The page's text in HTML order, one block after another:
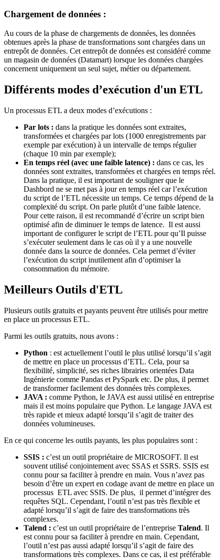
Chargement de données :
Au cours de la phase de chargements de données, les données
obtenues après la phase de transformations sont chargées dans un
entrepôt de données. Cet entrepôt de données est considéré comme
un magasin de données (Datamart) lorsque les données chargées
concernent uniquement un seul sujet, métier ou département.
Différents modes d’exécution d'un ETL
Un processus ETL a deux modes d’exécutions :
Par lots : dans la pratique les données sont extraites,
transformées et chargées par lots (1000 enregistrements par
exemple par exécution) à un intervalle de temps régulier
(chaque 10 min par exemple);
En temps réel (avec une faible latence) : dans ce cas, les
données sont extraites, transformées et chargées en temps réel.
Dans la pratique, il est important de souligner que le
Dashbord ne se met pas à jour en temps réel car l’exécution
du script de l’ETL nécessite un temps. Ce temps dépend de la
complexité du script. On parle plutôt d’une faible latence.
Pour cette raison, il est recommandé d’écrire un script bien
optimisé afin de diminuer le temps de latence. Il est aussi
important de configurer le script de l’ETL pour qu’Il puisse
s’exécuter seulement dans le cas où il y a une nouvelle
donnée dans la source de données. Cela permet d’éviter
l’exécution du script inutilement afin d’optimiser la
consommation du mémoire.
Meilleurs Outils d'ETL
Plusieurs outils gratuits et payants peuvent être utilisés pour mettre
en place un processus ETL.
Parmi les outils gratuits, nous avons :
Python : est actuellement l’outil le plus utilisé lorsqu’il s’agit
de mettre en place un processus d’ETL. Cela, pour sa
flexibilité, simplicité, ses riches librairies orientées Data
Ingénierie comme Pandas et PySpark etc. De plus, il permet
de transformer facilement des données très complexes.
JAVA : comme Python, le JAVA est aussi utilisé en entreprise
mais il est moins populaire que Python. Le langage JAVA est
très rapide et mieux adapté lorsqu’il s’agit de traiter des
données volumineuses.
En ce qui concerne les outils payants, les plus populaires sont :
SSIS : c’est un outil propriétaire de MICROSOFT. Il est
souvent utilisé conjointement avec SSAS et SSRS. SSIS est
connu pour sa faciliter à prendre en main. Vous n’avez pas
besoin d’être un expert en codage avant de mettre en place un
processus ETL avec SSIS. De plus, il permet d’intégrer des
requêtes SQL. Cependant, l’outil n’est pas très flexible et
adapté lorsqu’il s’agit de faire des transformations très
complexes.
Talend : c’est un outil propriétaire de l’entreprise Talend. Il
est connu pour sa faciliter à prendre en main. Cependant,
l’outil n’est pas aussi adapté lorsqu’il s’agit de faire des
transformations très complexes. Dans ce cas, il est préférable